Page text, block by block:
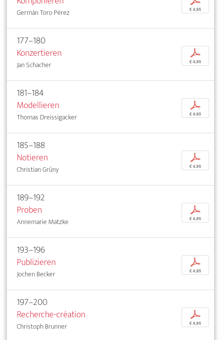
Germán Toro Pérez € 4,95
177–180
Konzertieren
Jan Schacher
p
€ 4,95
181–184
Modellieren
Thomas Dreissigacker
p
€ 4,95
185–188
Notieren
Christian Grüny
p
€ 4,95
189–192
Proben
Annemarie Matzke
p
€ 4,95
193–196
Publizieren
Jochen Becker
p
€ 4,95
197–200
Recherche-création
Christoph Brunner
p
€ 4,95